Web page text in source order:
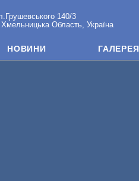
140/3
Область, Україна
НОВИНИ ГАЛЕРЕЯ